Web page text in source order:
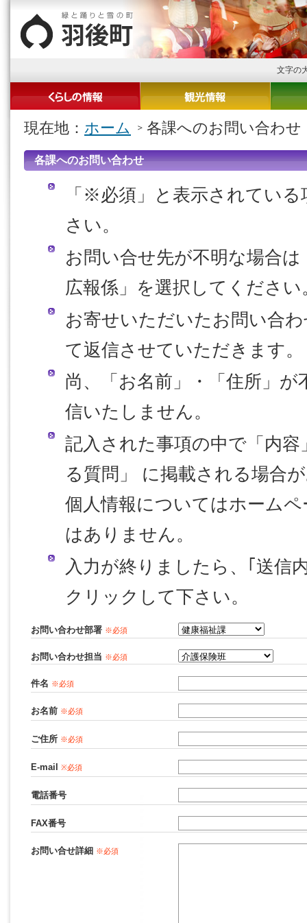
文字の
現在地： ホーム 各課へのお問い合わせ
各課へのお問い合わせ
「※必須」と表示されてい
さい。
お問い合せ先が不明な場合
広報係」を選択してください
お寄せいただいたお問い合
て返信させていただきます。
尚、「お名前」・「住所」
信いたしません。
記入された事項の中で「内
る質問」 に掲載される場合
個人情報についてはホーム
はありません。
入力が終りましたら、｢送信
クリックして下さい。
お問い合わせ部署 ※必須
お問い合わせ担当 ※必須
件名 ※必須
お名前 ※必須
ご住所 ※必須
E-mail ※必須
電話番号
FAX番号
お問い合せ詳細 ※必須